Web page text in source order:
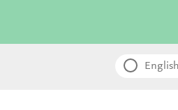
English